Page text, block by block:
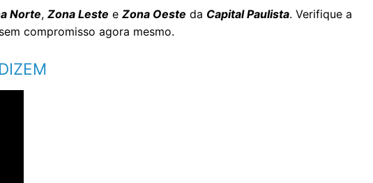
Norte, Zona Leste e Zona Oeste da Capital Paulista. Verifique a
compromisso agora mesmo.